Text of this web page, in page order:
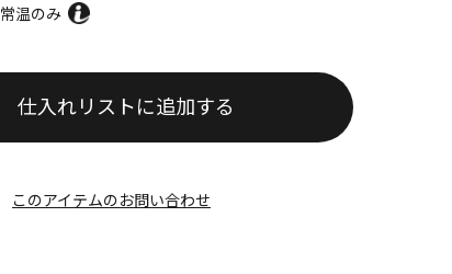
常温のみ
仕入れリストに追加する
このアイテムのお問い合わせ